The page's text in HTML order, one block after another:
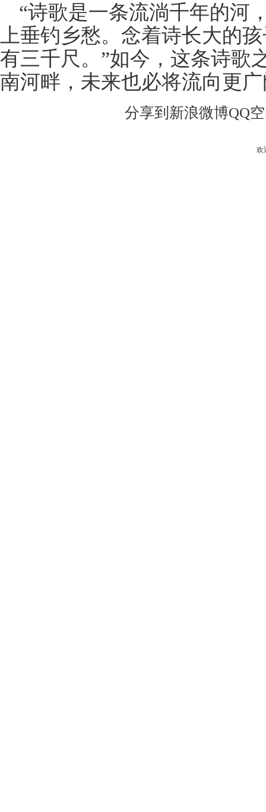
“诗歌是一条流淌千年的河
上垂钓乡愁。念着诗长大的
有三千尺。”如今，这条诗歌
南河畔，未来也必将流向更
分享到 新浪微博QQ
欢